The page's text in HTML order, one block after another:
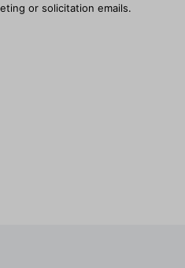
or solicitation emails.